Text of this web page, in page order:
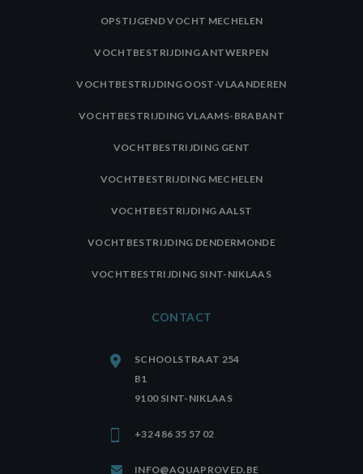
OPSTIJGEND VOCHT MECHELEN
VOCHTBESTRIJDING ANTWERPEN
VOCHTBESTRIJDING OOST-VLAANDEREN
VOCHTBESTRIJDING VLAAMS-BRABANT
VOCHTBESTRIJDING GENT
VOCHTBESTRIJDING MECHELEN
VOCHTBESTRIJDING AALST
VOCHTBESTRIJDING DENDERMONDE
VOCHTBESTRIJDING SINT-NIKLAAS
CONTACT
SCHOOLSTRAAT 254
B1
9100 SINT-NIKLAAS
+32 486 35 57 02
INFO@AQUAPROVED.BE